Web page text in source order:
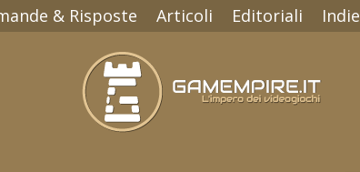
& Risposte Articoli Editoriali Indie